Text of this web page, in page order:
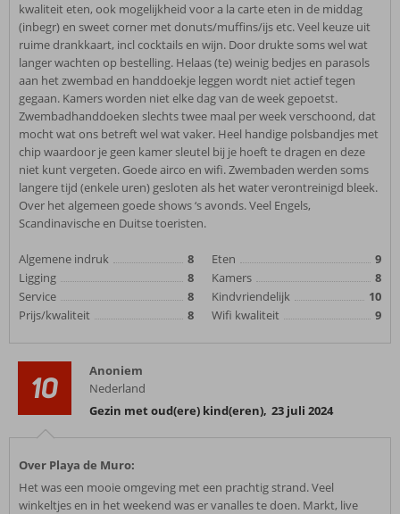
kwaliteit eten, ook mogelijkheid voor a la carte eten in de middag
(inbegr) en sweet corner met donuts/muffins/ijs etc. Veel keuze uit
ruime drankkaart, incl cocktails en wijn. Door drukte soms wel wat
langer wachten op bestelling. Helaas (te) weinig bedjes en parasols
aan het zwembad en handdoekje leggen wordt niet actief tegen
gegaan. Kamers worden niet elke dag van de week gepoetst.
Zwembadhanddoeken slechts twee maal per week verschoond, dat
mocht wat ons betreft wel wat vaker. Heel handige polsbandjes met
chip waardoor je geen kamer sleutel bij je hoeft te dragen en deze
niet kunt vergeten. Goede airco en wifi. Zwembaden werden soms
langere tijd (enkele uren) gesloten als het water verontreinigd bleek.
Over het algemeen goede shows ‘s avonds. Veel Engels,
Scandinavische en Duitse toeristen.
Algemene indruk
8
Ligging
8
Service
8
Prijs/kwaliteit
8
Eten
9
Kamers
8
Kindvriendelijk
10
Wifi kwaliteit
9
10
Anoniem
Nederland
Gezin met oud(ere) kind(eren), 23 juli 2024
Over Playa de Muro:
Het was een mooie omgeving met een prachtig strand. Veel
winkeltjes en in het weekend was er vanalles te doen. Markt, live